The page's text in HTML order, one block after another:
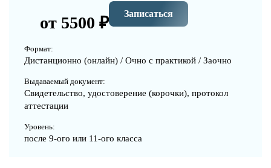
от 5500 ₽ Записаться
Формат:
Дистанционно (онлайн) / Очно с практикой / Заочно
Выдаваемый документ:
Свидетельство, удостоверение (корочки), протокол
аттестации
Уровень:
после 9-ого или 11-ого класса